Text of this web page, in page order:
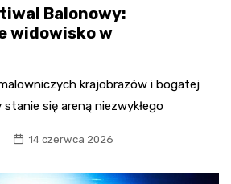
Balonowy:
widowisko w
krajobrazów i bogatej
się areną niezwykłego
14 czerwca 2026